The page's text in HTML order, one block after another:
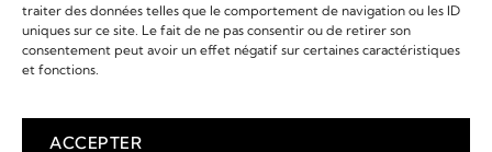
traiter des données telles que le comportement de navigation ou les ID
uniques sur ce site. Le fait de ne pas consentir ou de retirer son
consentement peut avoir un effet négatif sur certaines caractéristiques
et fonctions.
ACCEPTER
Liens utiles